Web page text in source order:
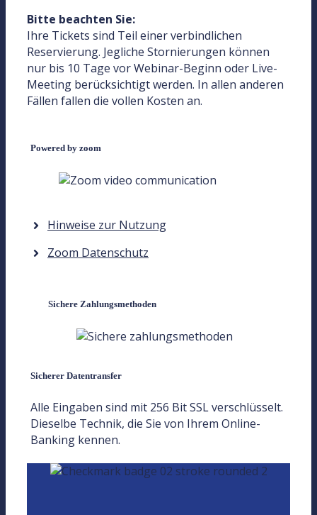
Bitte beachten Sie:
Ihre Tickets sind Teil einer verbindlichen
Reservierung. Jegliche Stornierungen können
nur bis 10 Tage vor Webinar-Beginn oder Live-
Meeting berücksichtigt werden. In allen anderen
Fällen fallen die vollen Kosten an.
Powered by zoom
Hinweise zur Nutzung
Zoom Datenschutz
Sichere Zahlungsmethoden
Sicherer Datentransfer
Alle Eingaben sind mit 256 Bit SSL verschlüsselt.
Dieselbe Technik, die Sie von Ihrem Online-
Banking kennen.